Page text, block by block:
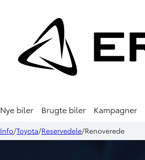
Nye biler Brugte biler Kampagner
Info Toyota Reservedele Renoverede